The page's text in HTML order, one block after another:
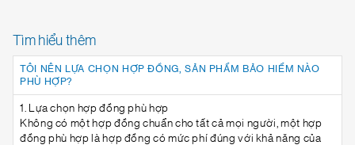
Tìm hiểu thêm
TÔI NÊN LỰA CHỌN HỢP ĐỒNG, SẢN PHẨM BẢO HIỂM NÀO
PHÙ HỢP?
1. Lựa chọn hợp đồng phù hợp
Không có một hợp đồng chuẩn cho tất cả mọi người, một hợp
đồng phù hợp là hợp đồng có mức phí đúng với khả năng của